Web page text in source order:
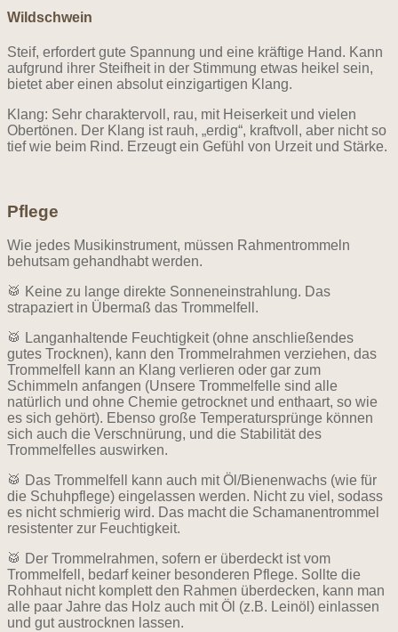
Wildschwein
Steif, erfordert gute Spannung und eine kräftige Hand. Kann
aufgrund ihrer Steifheit in der Stimmung etwas heikel sein,
bietet aber einen absolut einzigartigen Klang.
Klang: Sehr charaktervoll, rau, mit Heiserkeit und vielen
Obertönen. Der Klang ist rauh, „erdig“, kraftvoll, aber nicht so
tief wie beim Rind. Erzeugt ein Gefühl von Urzeit und Stärke.
Pflege
Wie jedes Musikinstrument, müssen Rahmentrommeln
behutsam gehandhabt werden.
🥁 Keine zu lange direkte Sonneneinstrahlung. Das
strapaziert in Übermaß das Trommelfell.
🥁 Langanhaltende Feuchtigkeit (ohne anschließendes
gutes Trocknen), kann den Trommelrahmen verziehen, das
Trommelfell kann an Klang verlieren oder gar zum
Schimmeln anfangen (Unsere Trommelfelle sind alle
natürlich und ohne Chemie getrocknet und enthaart, so wie
es sich gehört). Ebenso große Temperatursprünge können
sich auch die Verschnürung, und die Stabilität des
Trommelfelles auswirken.
🥁 Das Trommelfell kann auch mit Öl/Bienenwachs (wie für
die Schuhpflege) eingelassen werden. Nicht zu viel, sodass
es nicht schmierig wird. Das macht die Schamanentrommel
resistenter zur Feuchtigkeit.
🥁 Der Trommelrahmen, sofern er überdeckt ist vom
Trommelfell, bedarf keiner besonderen Pflege. Sollte die
Rohhaut nicht komplett den Rahmen überdecken, kann man
alle paar Jahre das Holz auch mit Öl (z.B. Leinöl) einlassen
und gut austrocknen lassen.